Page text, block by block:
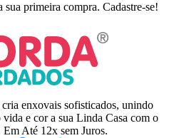
sua primeira compra. Cadastre-se!
enxovais sofisticados, unindo
e cor a sua Linda Casa com o
Até 12x sem Juros.